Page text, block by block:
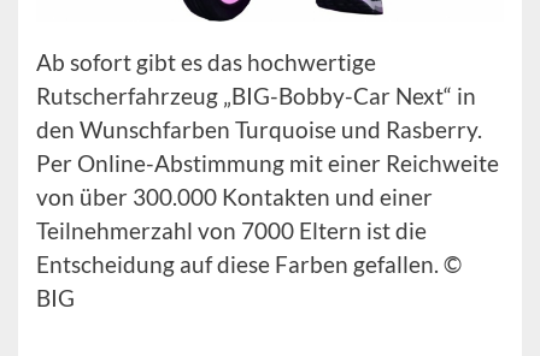
Ab sofort gibt es das hochwertige
Rutscherfahrzeug „BIG-Bobby-Car Next“ in
den Wunschfarben Turquoise und Rasberry.
Per Online-Abstimmung mit einer Reichweite
von über 300.000 Kontakten und einer
Teilnehmerzahl von 7000 Eltern ist die
Entscheidung auf diese Farben gefallen. ©
BIG